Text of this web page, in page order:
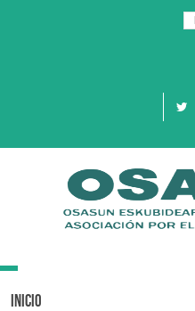
Toggle
Inicio